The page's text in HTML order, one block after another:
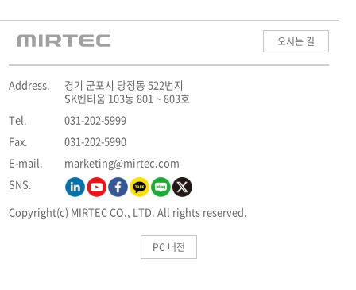
오시는 길
Address.
경기 군포시 당정동 522번지
SK벤티움 103동 801 ~ 803호
Tel.
031-202-5999
Fax.
031-202-5990
E-mail.
marketing@mirtec.com
SNS.
Copyright(c) MIRTEC CO., LTD. All rights reserved.
PC 버전